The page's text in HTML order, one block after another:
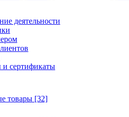
деятельности
и сертификаты
товары [32]